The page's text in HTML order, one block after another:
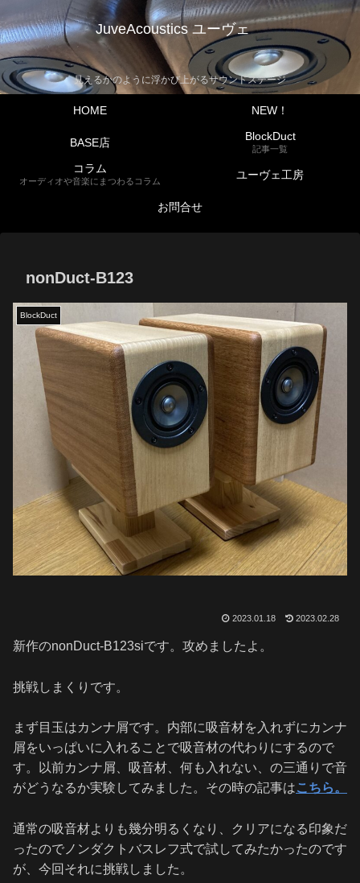
JuveAcoustics ユーヴェ
見えるかのように浮かび上がるサウンドステージ
HOME NEW！
BASE店 BlockDuct
記事一覧
コラム
オーディオや音楽にまつわるコラム ユーヴェ工房
お問合せ
nonDuct-B123
BlockDuct
2023.01.18 2023.02.28
新作のnonDuct-B123siです。攻めましたよ。
挑戦しまくりです。
まず目玉はカンナ屑です。内部に吸音材を入れずにカンナ
屑をいっぱいに入れることで吸音材の代わりにするので
す。以前カンナ屑、吸音材、何も入れない、の三通りで音
がどうなるか実験してみました。その時の記事はこちら。
通常の吸音材よりも幾分明るくなり、クリアになる印象だ
ったのでノンダクトバスレフ式で試してみたかったのです
が、今回それに挑戦しました。